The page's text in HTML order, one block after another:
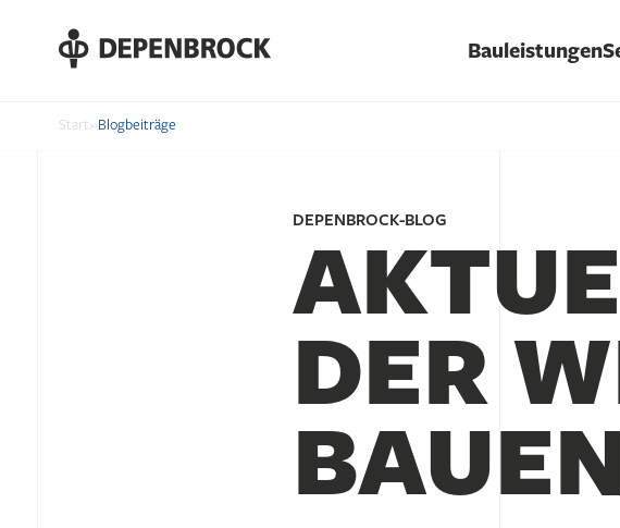
Bauleistungen
Start»Blogbeiträge
DEPENBROCK-BLOG
DER